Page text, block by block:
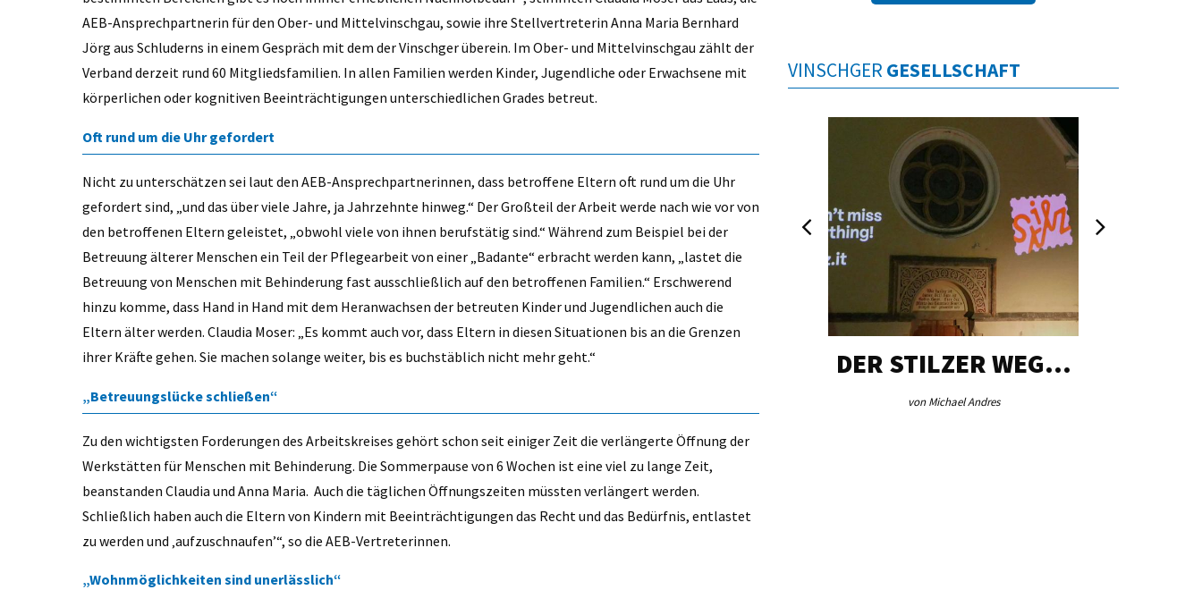
AEB-Ansprechpartnerin für den Ober- und Mittelvinschgau, sowie ihre Stellvertreterin Anna Maria Bernhard
Jörg aus Schluderns in einem Gespräch mit dem der Vinschger überein. Im Ober- und Mittelvinschgau zählt der
Verband derzeit rund 60 Mitgliedsfamilien. In allen Familien werden Kinder, Jugendliche oder Erwachsene mit
körperlichen oder kognitiven Beeinträchtigungen unterschiedlichen Grades betreut.
Oft rund um die Uhr gefordert
Nicht zu unterschätzen sei laut den AEB-Ansprechpartnerinnen, dass betroffene Eltern oft rund um die Uhr
gefordert sind, „und das über viele Jahre, ja Jahrzehnte hinweg.“ Der Großteil der Arbeit werde nach wie vor von
den betroffenen Eltern geleistet, „obwohl viele von ihnen berufstätig sind.“ Während zum Beispiel bei der
Betreuung älterer Menschen ein Teil der Pflegearbeit von einer „Badante“ erbracht werden kann, „lastet die
Betreuung von Menschen mit Behinderung fast ausschließlich auf den betroffenen Familien.“ Erschwerend
hinzu komme, dass Hand in Hand mit dem Heranwachsen der betreuten Kinder und Jugendlichen auch die
Eltern älter werden. Claudia Moser: „Es kommt auch vor, dass Eltern in diesen Situationen bis an die Grenzen
ihrer Kräfte gehen. Sie machen solange weiter, bis es buchstäblich nicht mehr geht.“
„Betreuungslücke schließen“
Zu den wichtigsten Forderungen des Arbeitskreises gehört schon seit einiger Zeit die verlängerte Öffnung der
Werkstätten für Menschen mit Behinderung. Die Sommerpause von 6 Wochen ist eine viel zu lange Zeit,
beanstanden Claudia und Anna Maria. Auch die täglichen Öffnungszeiten müssten verlängert werden.
Schließlich haben auch die Eltern von Kindern mit Beeinträchtigungen das Recht und das Bedürfnis, entlastet
zu werden und ‚aufzuschnaufen’“, so die AEB-Vertreterinnen.
„Wohnmöglichkeiten sind unerlässlich“
VINSCHGER GESELLSCHAFT
DER STILZER WEG…
von Michael Andres